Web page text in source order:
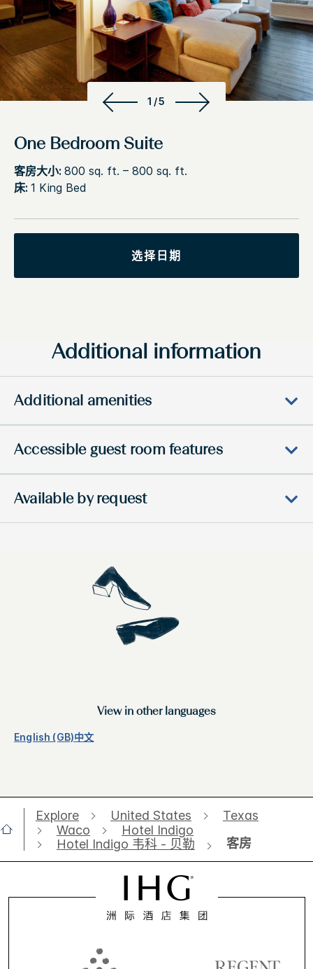
1/5
One Bedroom Suite
客房大小: 800 sq. ft. – 800 sq. ft.
床: 1 King Bed
选择日期
Additional information
Additional amenities
Accessible guest room features
Available by request
View in other languages
English (GB)中文
Explore United States
Texas
Waco
Hotel Indigo
Hotel Indigo 韦科 - 贝勒
客房